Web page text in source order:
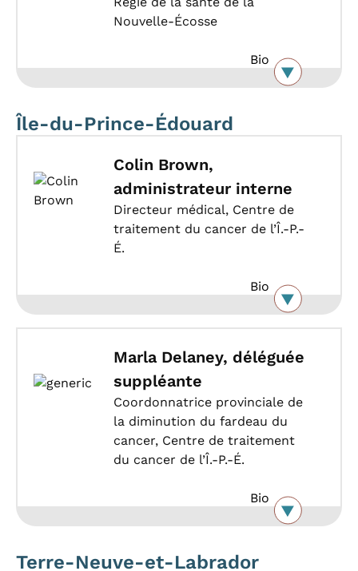
Nouvelle-Écosse
Bio
Île-du-Prince-Édouard
Colin Brown,
administrateur interne
Directeur médical, Centre de
traitement du cancer de l’Î.-P.-
É.
Bio
Marla Delaney, déléguée
suppléante
Coordonnatrice provinciale de
la diminution du fardeau du
cancer, Centre de traitement
du cancer de l’Î.-P.-É.
Bio
Terre-Neuve-et-Labrador